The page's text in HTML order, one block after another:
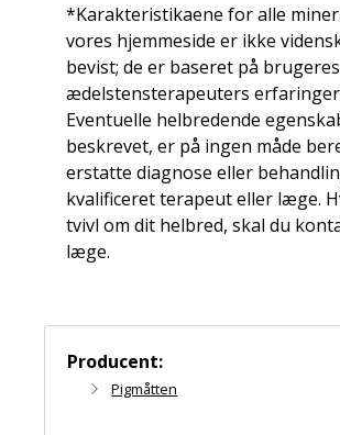
*Karakteristikaene for alle
vores hjemmeside er ikke
bevist; de er baseret på
ædelstensterapeuters
Eventuelle helbredende
beskrevet, er på ingen måde
erstatte diagnose eller
kvalificeret terapeut eller læge.
tvivl om dit helbred, skal du
læge.
Producent:
Pigmåtten